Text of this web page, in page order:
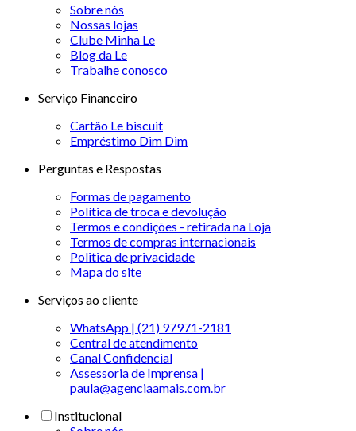
Sobre nós
Nossas lojas
Clube Minha Le
Blog da Le
Trabalhe conosco
Serviço Financeiro
Cartão Le biscuit
Empréstimo Dim Dim
Perguntas e Respostas
Formas de pagamento
Política de troca e devolução
Termos e condições - retirada na Loja
Termos de compras internacionais
Politica de privacidade
Mapa do site
Serviços ao cliente
WhatsApp | (21) 97971-2181
Central de atendimento
Canal Confidencial
Assessoria de Imprensa |
paula@agenciaamais.com.br
Institucional